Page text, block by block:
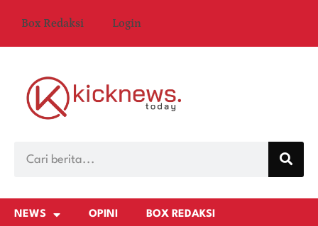
Box Redaksi Login
NEWS OPINI BOX REDAKSI